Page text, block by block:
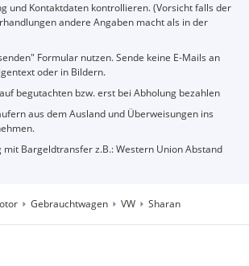
und Kontaktdaten kontrollieren. (Vorsicht falls der
andere Angaben macht als in der
Formular nutzen. Sende keine E-Mails an
oder in Bildern.
begutachten bzw. erst bei Abholung bezahlen
aus dem Ausland und Überweisungen ins
mit Bargeldtransfer z.B.: Western Union Abstand
Gebrauchtwagen VW Sharan